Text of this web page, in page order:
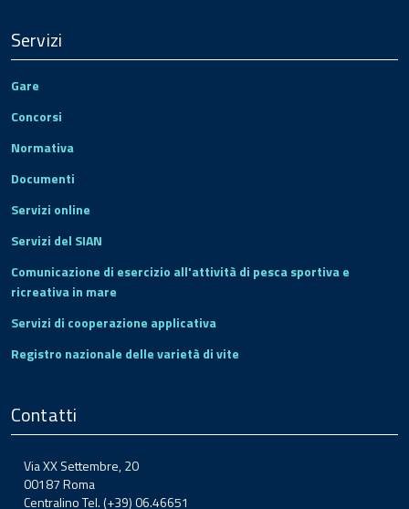
Servizi
Gare
Concorsi
Normativa
Documenti
Servizi online
Servizi del SIAN
Comunicazione di esercizio all'attività di pesca sportiva e
ricreativa in mare
Servizi di cooperazione applicativa
Registro nazionale delle varietà di vite
Contatti
Via XX Settembre, 20
00187 Roma
Centralino Tel. (+39) 06.46651